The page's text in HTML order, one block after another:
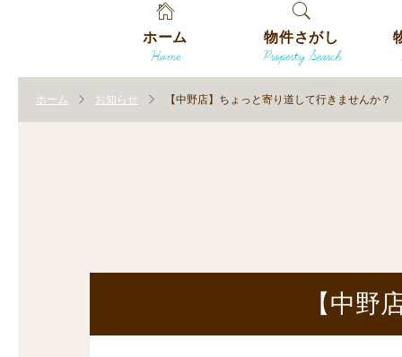
ホーム
Home
物件さがし
Property Search
す
ホーム お知らせ 【中野店】ちょっと寄り道して行きませんか？
【中野